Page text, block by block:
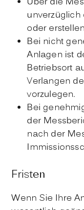
oder
Bei nicht
Anlagen ist
Betriebsort
Verlangen
vorzulegen.
Bei
der
nach der
Fristen
Wenn Sie Ihre